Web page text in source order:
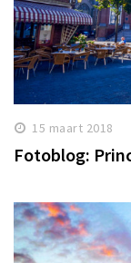
15 maart 2018
Fotoblog: